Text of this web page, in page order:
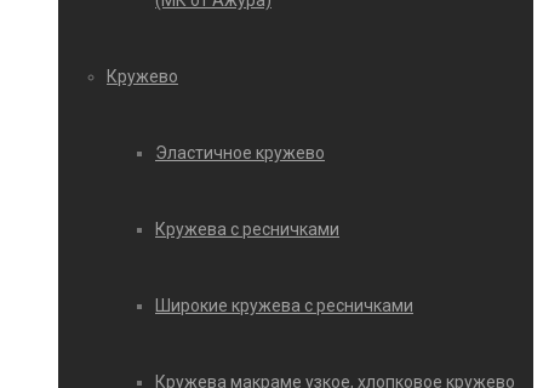
Кружево
Эластичное кружево
Кружева с ресничками
Широкие кружева с ресничками
Кружева макраме узкое, хлопковое кружево